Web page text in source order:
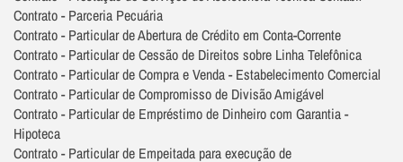
Contrato - Parceria Pecuária
Contrato - Particular de Abertura de Crédito em Conta-Corrente
Contrato - Particular de Cessão de Direitos sobre Linha Telefônica
Contrato - Particular de Compra e Venda - Estabelecimento Comercial
Contrato - Particular de Compromisso de Divisão Amigável
Contrato - Particular de Empréstimo de Dinheiro com Garantia -
Hipoteca
Contrato - Particular de Empeitada para execução de